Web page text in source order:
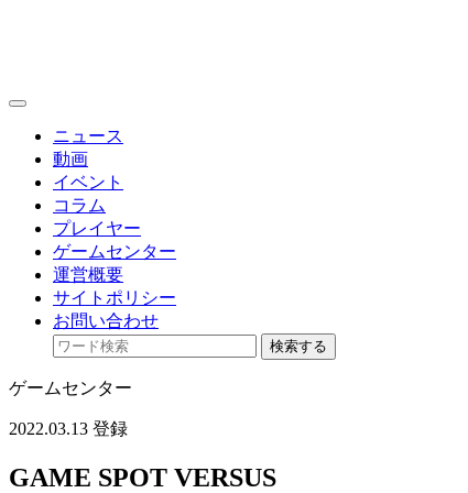
toggle
ニュース
動画
イベント
コラム
プレイヤー
ゲームセンター
運営概要
サイトポリシー
お問い合わせ
検索する
ゲームセンター
2022.03.13 登録
GAME SPOT VERSUS